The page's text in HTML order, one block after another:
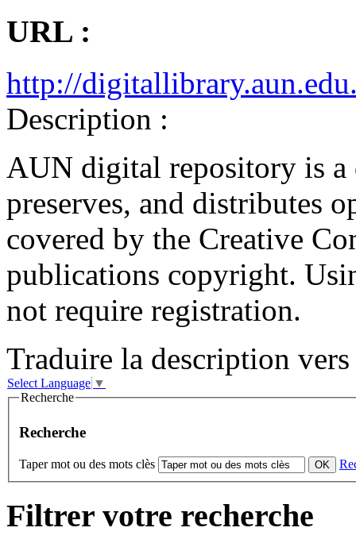
URL :
http://
Description :
AUN digital repository is a
preserves, and distributes
covered by the Creative
publications copyright.
not require registration.
Traduire la description
Select Language ▼
Recherche
Recherche
Taper mot ou des mots clès
Filtrer votre recherche